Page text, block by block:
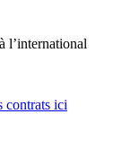
l’international
contrats ici